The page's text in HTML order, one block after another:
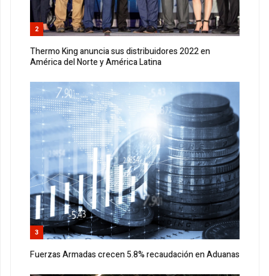
2
Thermo King anuncia sus distribuidores 2022 en
América del Norte y América Latina
3
Fuerzas Armadas crecen 5.8% recaudación en Aduanas